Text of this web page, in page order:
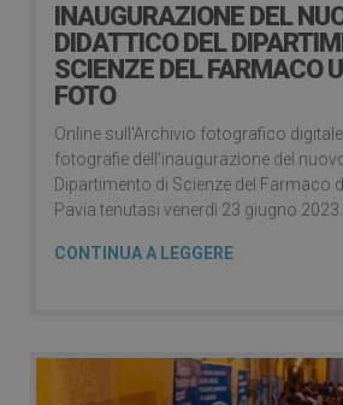
INAUGURAZIONE DEL
DIDATTICO DEL
SCIENZE DEL FARMACO
FOTO
Online sull’Archivio fotografico digitale
fotografie dell’inaugurazione del
Dipartimento di Scienze del Farmaco
Pavia tenutasi venerdì 23 giugno 2023.
CONTINUA A LEGGERE